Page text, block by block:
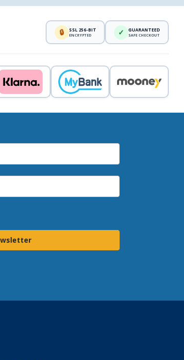
🔒 SSL 256-BIT
ENCRYPTED ✓ GUARANTEED
SAFE CHECKOUT